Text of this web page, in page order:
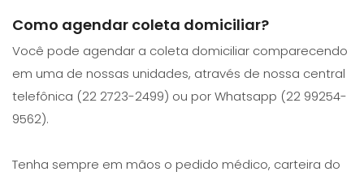
Como agendar coleta domiciliar?
Você pode agendar a coleta domiciliar comparecendo
em uma de nossas unidades, através de nossa central
telefônica (22 2723-2499) ou por Whatsapp (22 99254-
9562).
Tenha sempre em mãos o pedido médico, carteira do